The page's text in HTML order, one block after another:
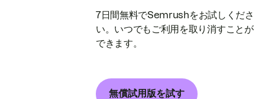
7日間無料でSemrushをお試しくださ
い。いつでもご利用を取り消すことが
できます。
無償試用版を試す